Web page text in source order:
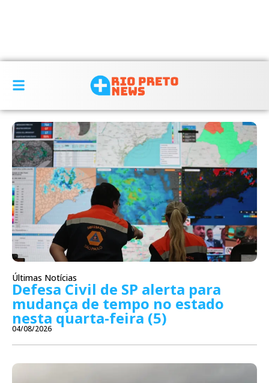
Últimas Notícias
Defesa Civil de SP alerta para
mudança de tempo no estado
nesta quarta-feira (5)
04/08/2026